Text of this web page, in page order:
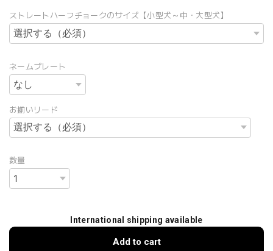
ストレートハーフチョークのサイズ【小型犬～中・大型犬】
ネームプレート
お揃いリード
数量
International shipping available
Add to cart